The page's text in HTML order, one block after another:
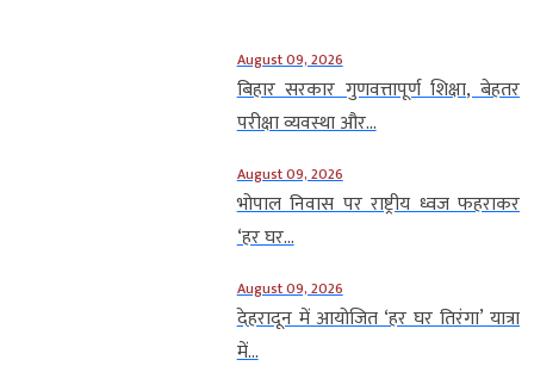
August 09, 2026
बिहार सरकार गुणवत्तापूर्ण शिक्षा, बेहतर
परीक्षा व्यवस्था और...
August 09, 2026
भोपाल निवास पर राष्ट्रीय ध्वज फहराकर
‘हर घर...
August 09, 2026
देहरादून में आयोजित ‘हर घर तिरंगा’ यात्रा
में...